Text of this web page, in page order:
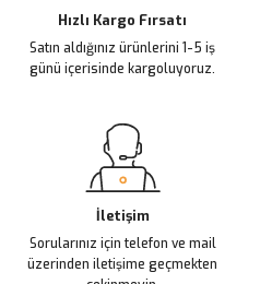
Ürün fiyatı diğer sitelerden daha
Bu ürüne benzer farklı alternatifler
Hızlı Kargo Fırsatı
Satın aldığınız ürünlerini 1-5 iş
günü içerisinde kargoluyoruz.
İletişim
Sorularınız için telefon ve mail
üzerinden iletişime geçmekten